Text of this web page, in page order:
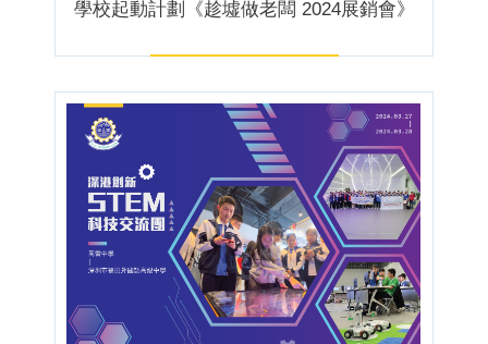
學校起動計劃《趁墟做老闆 2024展銷會》